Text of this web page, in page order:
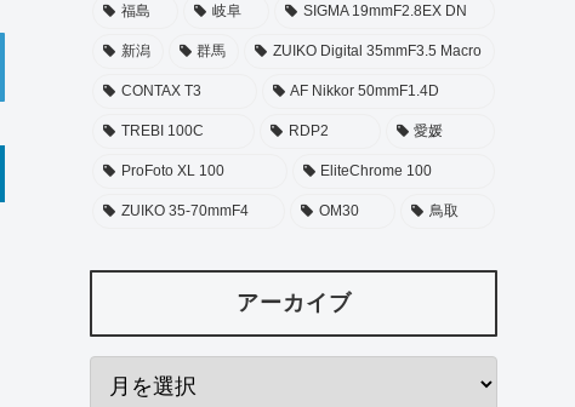
福島 岐阜 SIGMA 19mmF2.8EX DN
新潟 群馬 ZUIKO Digital 35mmF3.5 Macro
CONTAX T3 AF Nikkor 50mmF1.4D
TREBI 100C RDP2 愛媛
ProFoto XL 100 EliteChrome 100
ZUIKO 35-70mmF4 OM30 鳥取
アーカイブ